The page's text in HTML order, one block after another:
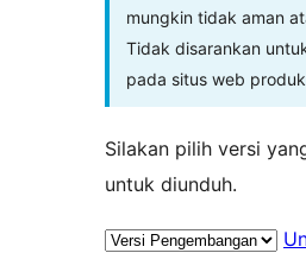
mungkin tidak aman
Tidak disarankan
pada situs web
Silakan pilih versi
untuk diunduh.